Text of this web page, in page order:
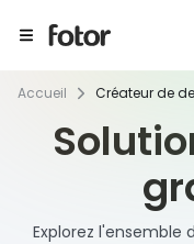
Accueil Créateur de
Explorez l'ensemble